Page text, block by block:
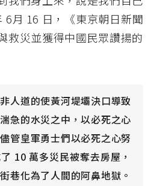
6月 16 日，《東京朝日新聞
救災並獲得中國民眾讚揚的
人道的使黃河堤壩決口導致
急的水災之中，以必死之心
管皇軍勇士們以必死之心努
10 萬多災民被奪去房屋，
巷化為了人間的阿鼻地獄。